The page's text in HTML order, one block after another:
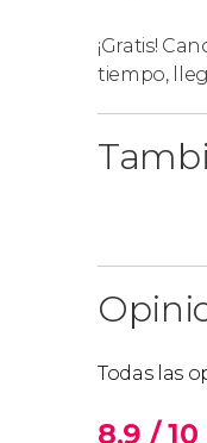
¡Gratis!
tiempo,
Todas las
8,9 / 10